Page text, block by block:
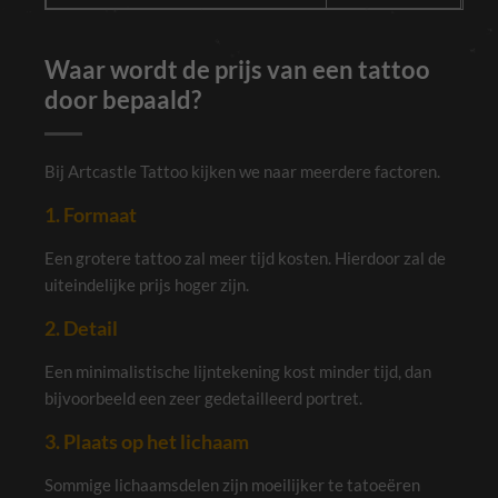
Waar wordt de prijs van een tattoo
door bepaald?
Bij Artcastle Tattoo kijken we naar meerdere factoren.
1. Formaat
Een grotere tattoo zal meer tijd kosten. Hierdoor zal de
uiteindelijke prijs hoger zijn.
2. Detail
Een minimalistische lijntekening kost minder tijd, dan
bijvoorbeeld een zeer gedetailleerd portret.
3. Plaats op het lichaam
Sommige lichaamsdelen zijn moeilijker te tatoeëren